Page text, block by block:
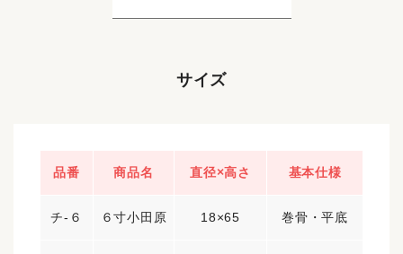
サイズ
品番 商品名 直径×高さ 基本仕様
チ-６ ６寸小田原 18×65 巻骨・平底